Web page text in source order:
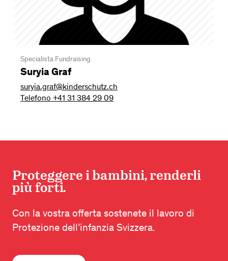
Specialista Fundraising
Suryia Graf
suryia.graf@kinderschutz.ch
Telefono +41 31 384 29 09
Proteggere i bambini, renderli
più forti.
Con la vostra offerta sostenete il lavoro di
Protezione dell’infanzia Svizzera.